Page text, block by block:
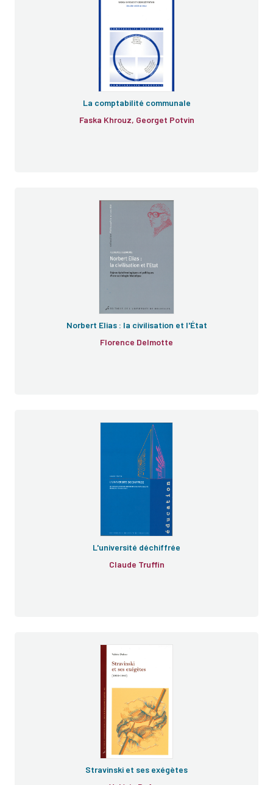
La comptabilité communale
Faska Khrouz, Georget Potvin
Norbert Elias : la civilisation et l'État
Florence Delmotte
L'université déchiffrée
Claude Truffin
Stravinski et ses exégètes